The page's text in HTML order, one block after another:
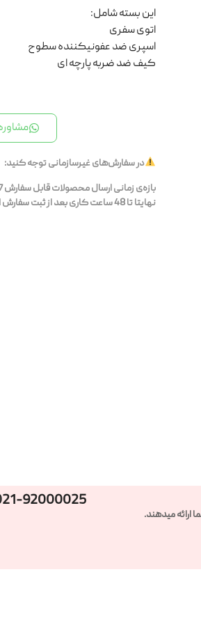
این بسته شامل:
اتوی سفری
اسپری ضد عفونیکننده سطوح
کیف ضد ضربه پارچه ای
در سفارش‌های غیرسازمانی توجه کنید:
نهایتا تا 48 ساعت کاری بعد از ثبت سفارش ارسال می‌شوند.
92000025